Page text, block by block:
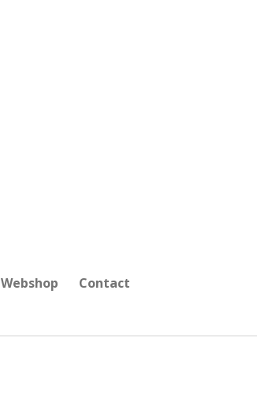
Webshop
Contact